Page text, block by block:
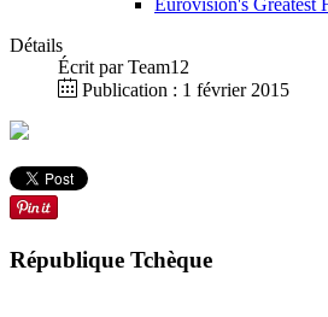
Eurovision's Greatest
Détails
Écrit parTeam12
Publication : 1 février 2015
République Tchèque